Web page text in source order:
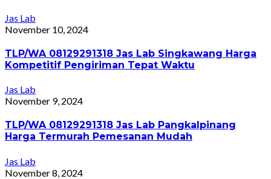
Jas Lab
November 10, 2024
TLP/WA 08129291318 Jas Lab Singkawang Harga
Kompetitif Pengiriman Tepat Waktu
Jas Lab
November 9, 2024
TLP/WA 08129291318 Jas Lab Pangkalpinang
Harga Termurah Pemesanan Mudah
Jas Lab
November 8, 2024